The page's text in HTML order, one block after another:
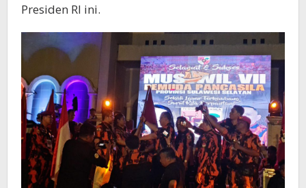
Presiden RI ini.